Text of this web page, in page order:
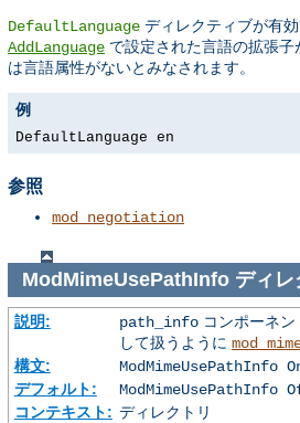
DefaultLanguage ディレクティブが有
AddLanguage で設定された言語の拡張
は言語属性がないとみなされます。
例
DefaultLanguage en
参照
mod_negotiation
ModMimeUsePathInfoディレ
説明: path_infoコンポーネン
して扱うように
構文:
ModMimeUsePathInfo
デフォルト:
ModMimeUsePathInfo
コンテキスト: ディレクトリ